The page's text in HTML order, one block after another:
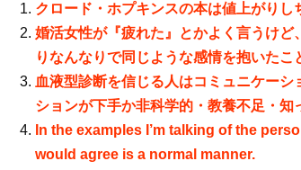
クロード・ホプキンスの本は値上がりし
婚活女性が『疲れた』とかよく言うけ
りなんなりで同じような感情を抱いた
血液型診断を信じる人はコミュニケー
ションが下手か非科学的・教養不足・知
In the examples I’m talking of the
would agree is a normal manner.